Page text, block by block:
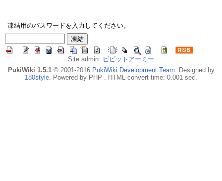
凍結用のパスワードを入力してください。
Site admin: ビビットアーミー
PukiWiki 1.5.1© 2001-2016 PukiWiki Development Team. Designed by
180style. Powered by PHP . HTML convert time: 0.001 sec.